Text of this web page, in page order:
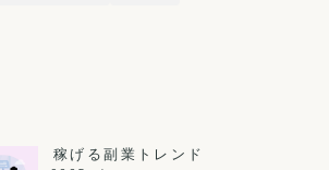
稼げる副業トレンド